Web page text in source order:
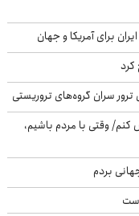
برای آمریکا و جهان
کرد
ترور سران گروه‌های تروریستی
وقتی با مردم باشیم،
بردم